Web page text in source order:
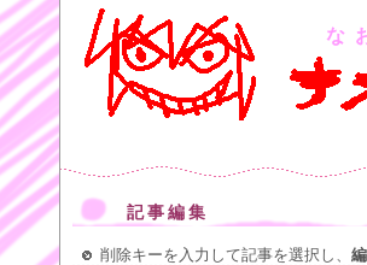
な
記事編集
削除キーを入力して記事を選択し、